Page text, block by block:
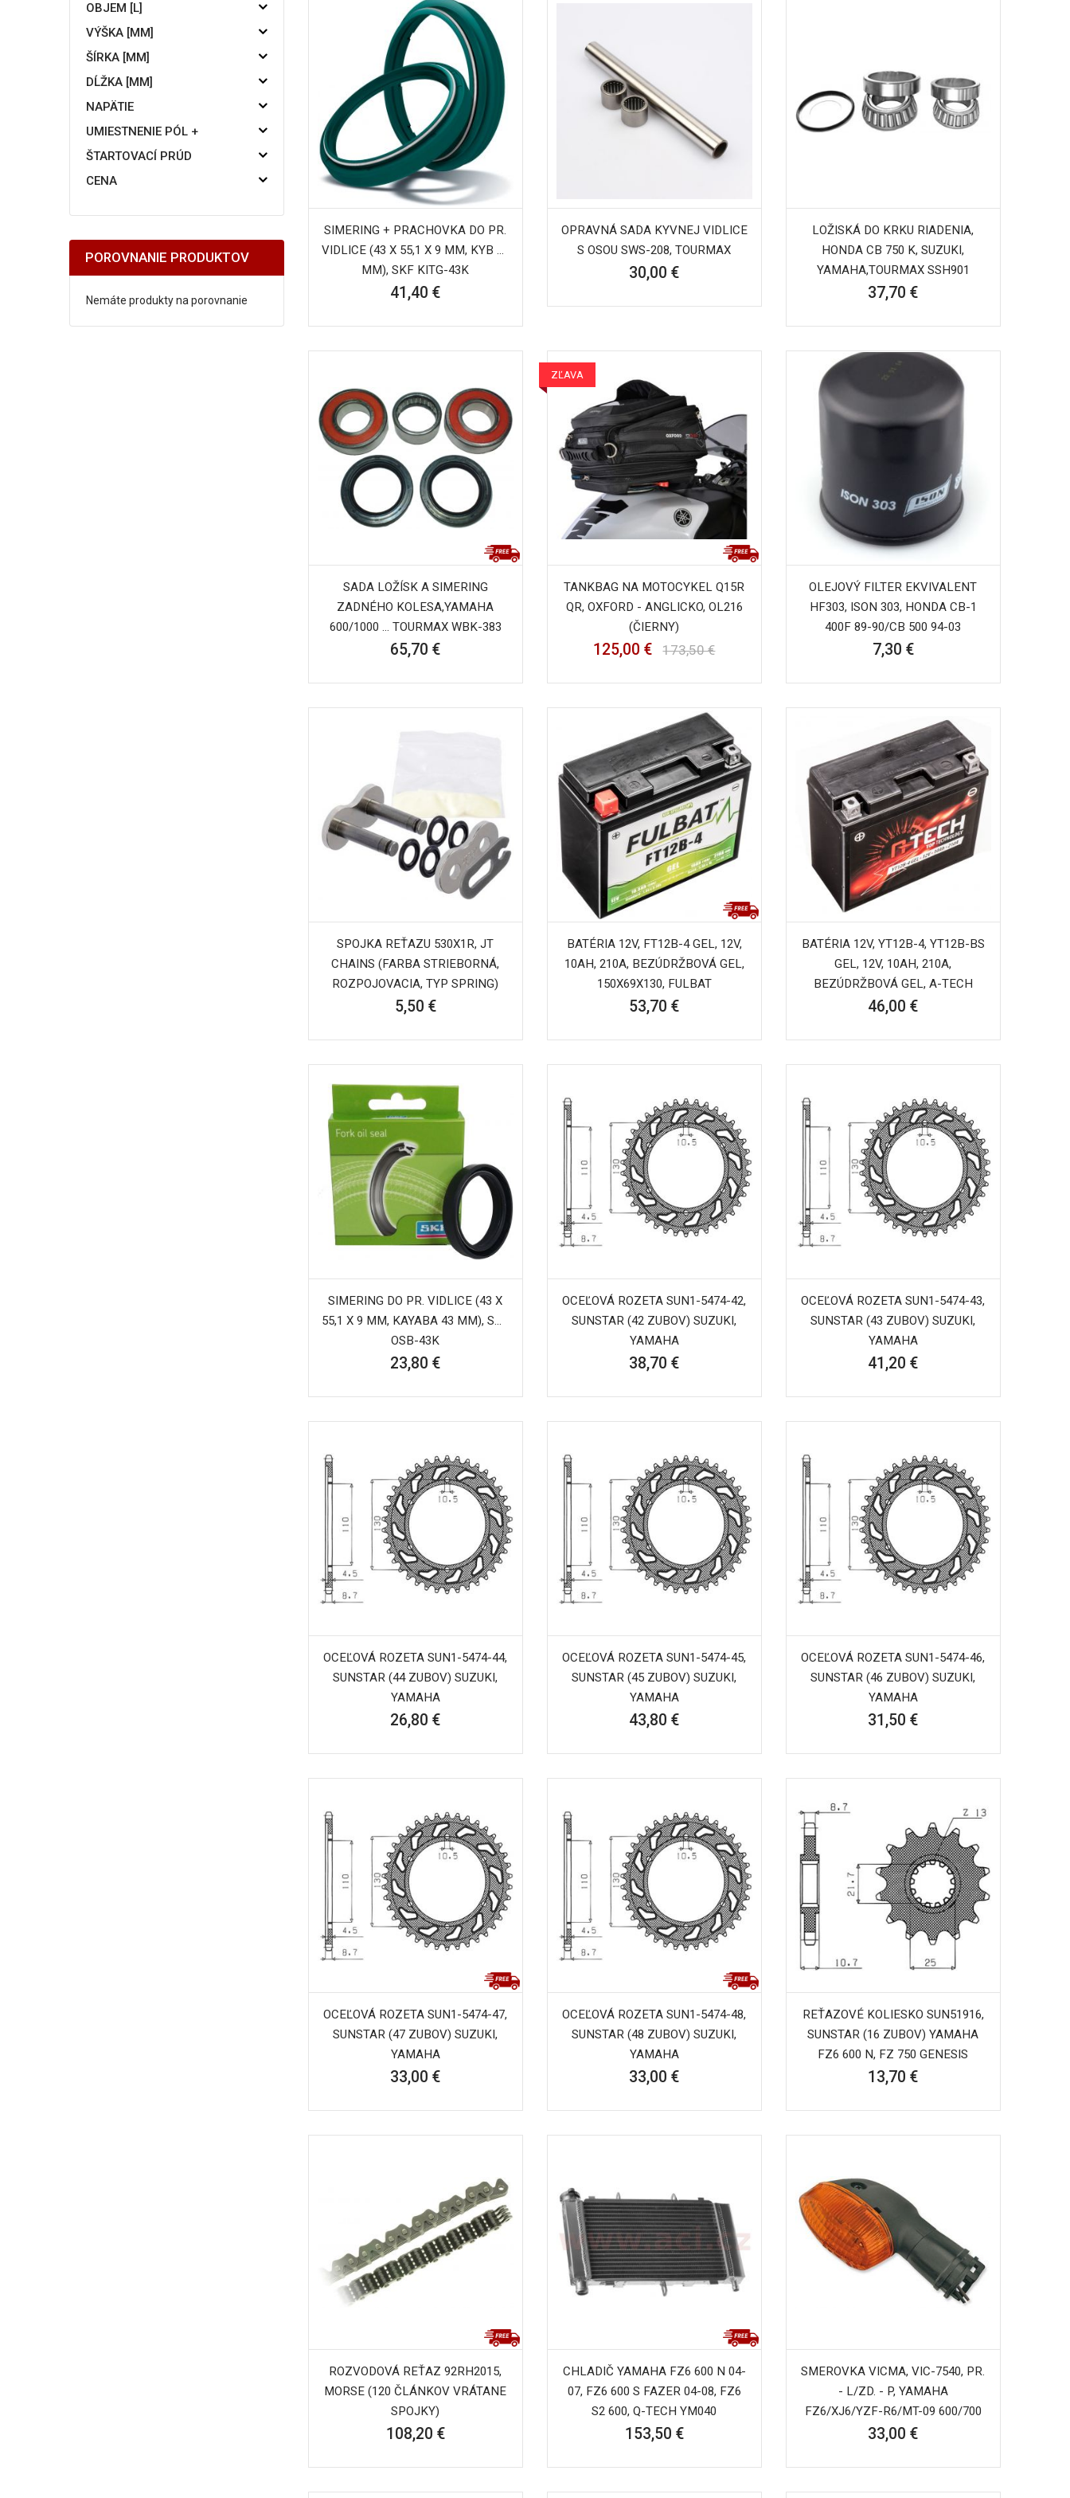
SIMERING + PRACHOVKA DO PR.
VIDLICE (43 X 55,1 X 9 MM, KYB 43
MM), SKF KITG-43K
41,40 €
OPRAVNÁ SADA KYVNEJ VIDLICE
S OSOU SWS-208, TOURMAX
30,00 €
LOŽISKÁ DO KRKU RIADENIA,
HONDA CB 750 K, SUZUKI,
YAMAHA,TOURMAX SSH901
37,70 €
SADA LOŽÍSK A SIMERING
ZADNÉHO KOLESA,YAMAHA
600/1000 ... TOURMAX WBK-383
65,70 €
ZĽAVA
TANKBAG NA MOTOCYKEL Q15R
QR, OXFORD - ANGLICKO, OL216
(ČIERNY)
125,00 € 173,50 €
OLEJOVÝ FILTER EKVIVALENT
HF303, ISON 303, HONDA CB-1
400F 89-90/CB 500 94-03
7,30 €
SPOJKA REŤAZU 530X1R, JT
CHAINS (FARBA STRIEBORNÁ,
ROZPOJOVACIA, TYP SPRING)
5,50 €
BATÉRIA 12V, FT12B-4 GEL, 12V,
10AH, 210A, BEZÚDRŽBOVÁ GEL,
150X69X130, FULBAT
53,70 €
BATÉRIA 12V, YT12B-4, YT12B-BS
GEL, 12V, 10AH, 210A,
BEZÚDRŽBOVÁ GEL, A-TECH
46,00 €
SIMERING DO PR. VIDLICE (43 X
55,1 X 9 MM, KAYABA 43 MM), SKF
OSB-43K
23,80 €
OCEĽOVÁ ROZETA SUN1-5474-42,
SUNSTAR (42 ZUBOV) SUZUKI,
YAMAHA
38,70 €
OCEĽOVÁ ROZETA SUN1-5474-43,
SUNSTAR (43 ZUBOV) SUZUKI,
YAMAHA
41,20 €
OCEĽOVÁ ROZETA SUN1-5474-44,
SUNSTAR (44 ZUBOV) SUZUKI,
YAMAHA
26,80 €
OCEĽOVÁ ROZETA SUN1-5474-45,
SUNSTAR (45 ZUBOV) SUZUKI,
YAMAHA
43,80 €
OCEĽOVÁ ROZETA SUN1-5474-46,
SUNSTAR (46 ZUBOV) SUZUKI,
YAMAHA
31,50 €
OCEĽOVÁ ROZETA SUN1-5474-47,
SUNSTAR (47 ZUBOV) SUZUKI,
YAMAHA
33,00 €
OCEĽOVÁ ROZETA SUN1-5474-48,
SUNSTAR (48 ZUBOV) SUZUKI,
YAMAHA
33,00 €
REŤAZOVÉ KOLIESKO SUN51916,
SUNSTAR (16 ZUBOV) YAMAHA
FZ6 600 N, FZ 750 GENESIS
13,70 €
ROZVODOVÁ REŤAZ 92RH2015,
MORSE (120 ČLÁNKOV VRÁTANE
SPOJKY)
108,20 €
CHLADIČ YAMAHA FZ6 600 N 04-
07, FZ6 600 S FAZER 04-08, FZ6
S2 600, Q-TECH YM040
153,50 €
SMEROVKA VICMA, VIC-7540, PR.
- L/ZD. - P, YAMAHA
FZ6/XJ6/YZF-R6/MT-09 600/700
33,00 €
OBJEM [L]
VÝŠKA [MM]
ŠÍRKA [MM]
DĹŽKA [MM]
NAPÄTIE
UMIESTNENIE PÓL +
ŠTARTOVACÍ PRÚD
CENA
POROVNANIE PRODUKTOV
Nemáte produkty na porovnanie